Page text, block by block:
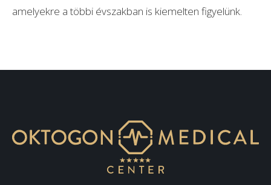
amelyekre a többi évszakban is kiemelten figyelünk.